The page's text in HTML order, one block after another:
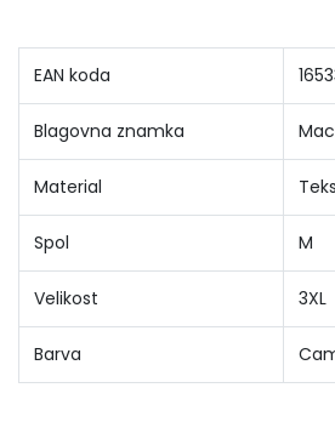
EAN koda
Blagovna znamka
Material
Spol M
Velikost 3XL
Barva